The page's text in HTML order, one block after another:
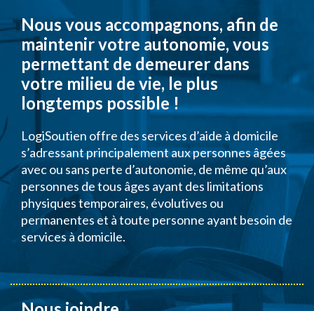
Nous vous accompagnons, afin de
maintenir votre autonomie, vous
permettant de demeurer dans
votre milieu de vie, le plus
longtemps possible !
LogiSoutien offre des services d’aide à domicile
s’adressant principalement aux personnes âgées
avec ou sans perte d’autonomie, de même qu’aux
personnes de tous âges ayant des limitations
physiques temporaires, évolutives ou
permanentes et à toute personne ayant besoin de
services à domicile.